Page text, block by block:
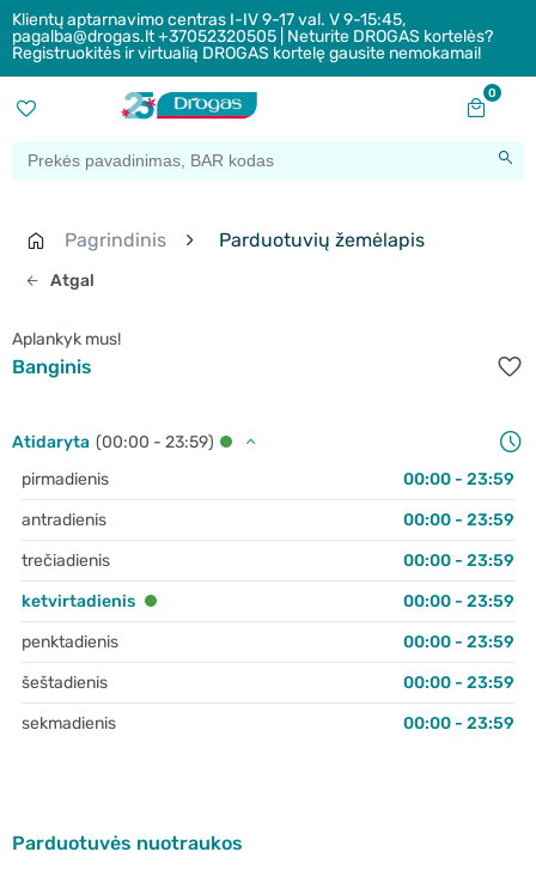
Klientų aptarnavimo centras I-IV 9-17 val. V 9-15:45,
pagalba@drogas.lt +37052320505 | Neturite DROGAS kortelės?
Registruokitės ir virtualią DROGAS kortelę gausite nemokamai!
0
Atgal
Pagrindinis Parduotuvių žemėlapis
Aplankyk mus!
Banginis
Atidaryta (00:00 - 23:59)
pirmadienis
00:00 - 23:59
antradienis
00:00 - 23:59
trečiadienis
00:00 - 23:59
ketvirtadienis
00:00 - 23:59
penktadienis
00:00 - 23:59
šeštadienis
00:00 - 23:59
sekmadienis
00:00 - 23:59
Parduotuvės nuotraukos